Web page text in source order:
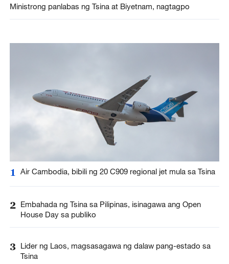
Ministrong panlabas ng Tsina at Biyetnam, nagtagpo
1 Air Cambodia, bibili ng 20 C909 regional jet mula sa Tsina
2 Embahada ng Tsina sa Pilipinas, isinagawa ang Open
House Day sa publiko
3 Lider ng Laos, magsasagawa ng dalaw pang-estado sa
Tsina